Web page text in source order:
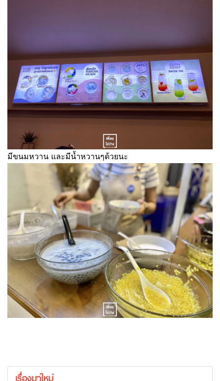
มีขนมหวาน และมีน้ำหวานๆด้วยนะ
เรื่องมาใหม่